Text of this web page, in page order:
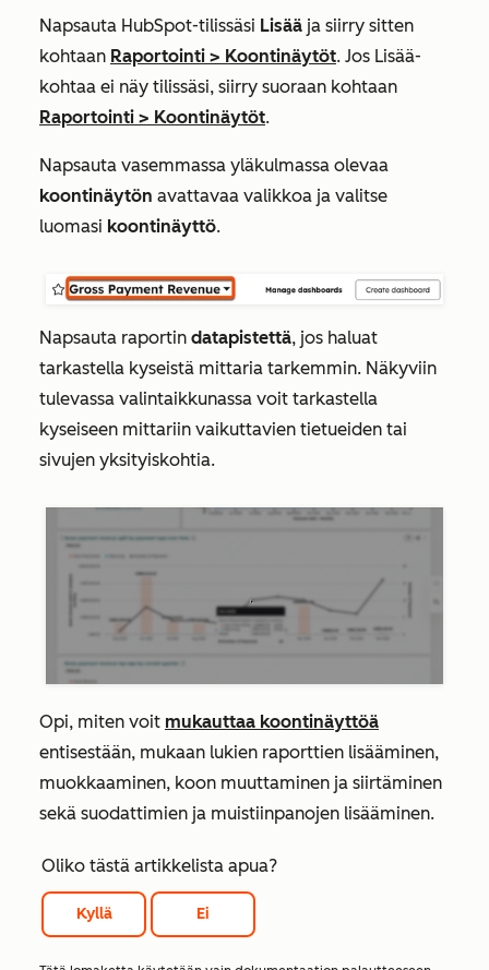
Napsauta HubSpot-tilissäsi Lisää ja siirry sitten
kohtaan Raportointi > Koontinäytöt. Jos Lisää-
kohtaa ei näy tilissäsi, siirry suoraan kohtaan
Raportointi > Koontinäytöt.
Napsauta vasemmassa yläkulmassa olevaa
koontinäytön avattavaa valikkoa ja valitse
luomasi koontinäyttö.
Napsauta raportin datapistettä, jos haluat
tarkastella kyseistä mittaria tarkemmin. Näkyviin
tulevassa valintaikkunassa voit tarkastella
kyseiseen mittariin vaikuttavien tietueiden tai
sivujen yksityiskohtia.
Opi, miten voit mukauttaa koontinäyttöä
entisestään, mukaan lukien raporttien lisääminen,
muokkaaminen, koon muuttaminen ja siirtäminen
sekä suodattimien ja muistiinpanojen lisääminen.
Oliko tästä artikkelista apua?
Kyllä Ei